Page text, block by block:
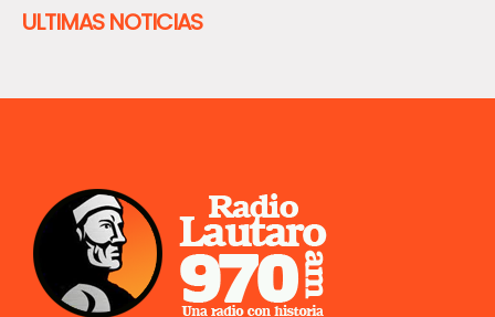
ULTIMAS NOTICIAS